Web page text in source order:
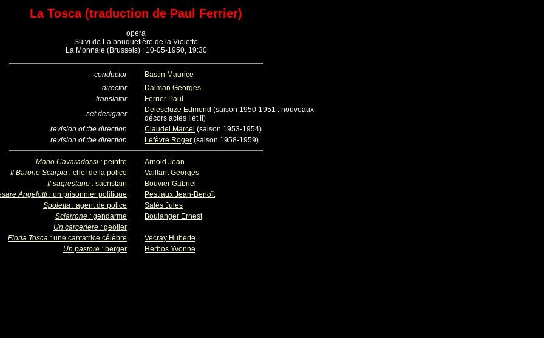
La Tosca (traduction de Paul Ferrier)
opera
Suivi de La bouquetière de la Violette
La Monnaie (Brussels) : 10-05-1950, 19:30
conductor
Bastin Maurice
director
Dalman Georges
translator
Ferrier Paul
set designer
Delescluze Edmond (saison 1950-1951 : nouveaux
décors actes I et II)
revision of the direction
Claudel Marcel (saison 1953-1954)
revision of the direction
Lefèvre Roger (saison 1958-1959)
Mario Cavaradossi : peintre
Arnold Jean
Il Barone Scarpia : chef de la police
Vaillant Georges
Il sagrestano : sacristain
Bouvier Gabriel
Angelotti : un prisonnier politique
Pestiaux Jean-Benoît
Spoletta : agent de police
Salès Jules
Sciarrone : gendarme
Boulanger Ernest
Un carceriere : geôlier
Floria Tosca : une cantatrice célèbre
Vecray Huberte
Un pastore : berger Herbos Yvonne